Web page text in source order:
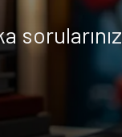
sorularınız